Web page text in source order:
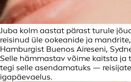
Juba kolm aastat pärast turule
reisinud üle ookeanide ja
Hamburgist Buenos Aireseni,
Selle hämmastav võime kaitsta ja
tegi selle asendamatuks —
igapäevaelus.